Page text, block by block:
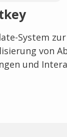
System
von
und